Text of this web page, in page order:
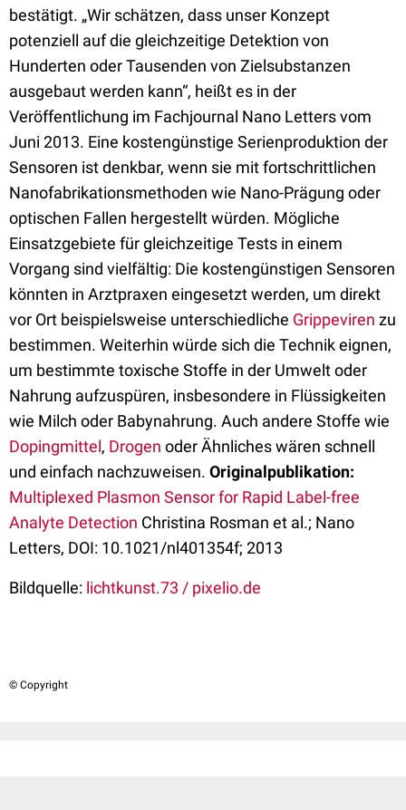
bestätigt. „Wir schätzen, dass unser Konzept
potenziell auf die gleichzeitige Detektion von
Hunderten oder Tausenden von Zielsubstanzen
ausgebaut werden kann“, heißt es in der
Veröffentlichung im Fachjournal Nano Letters vom
Juni 2013. Eine kostengünstige Serienproduktion der
Sensoren ist denkbar, wenn sie mit fortschrittlichen
Nanofabrikationsmethoden wie Nano-Prägung oder
optischen Fallen hergestellt würden. Mögliche
Einsatzgebiete für gleichzeitige Tests in einem
Vorgang sind vielfältig: Die kostengünstigen Sensoren
könnten in Arztpraxen eingesetzt werden, um direkt
vor Ort beispielsweise unterschiedliche Grippeviren zu
bestimmen. Weiterhin würde sich die Technik eignen,
um bestimmte toxische Stoffe in der Umwelt oder
Nahrung aufzuspüren, insbesondere in Flüssigkeiten
wie Milch oder Babynahrung. Auch andere Stoffe wie
Dopingmittel, Drogen oder Ähnliches wären schnell
und einfach nachzuweisen. Originalpublikation:
Multiplexed Plasmon Sensor for Rapid Label-free
Analyte Detection Christina Rosman et al.; Nano
Letters, DOI: 10.1021/nl401354f; 2013
Bildquelle: lichtkunst.73 / pixelio.de
© Copyright